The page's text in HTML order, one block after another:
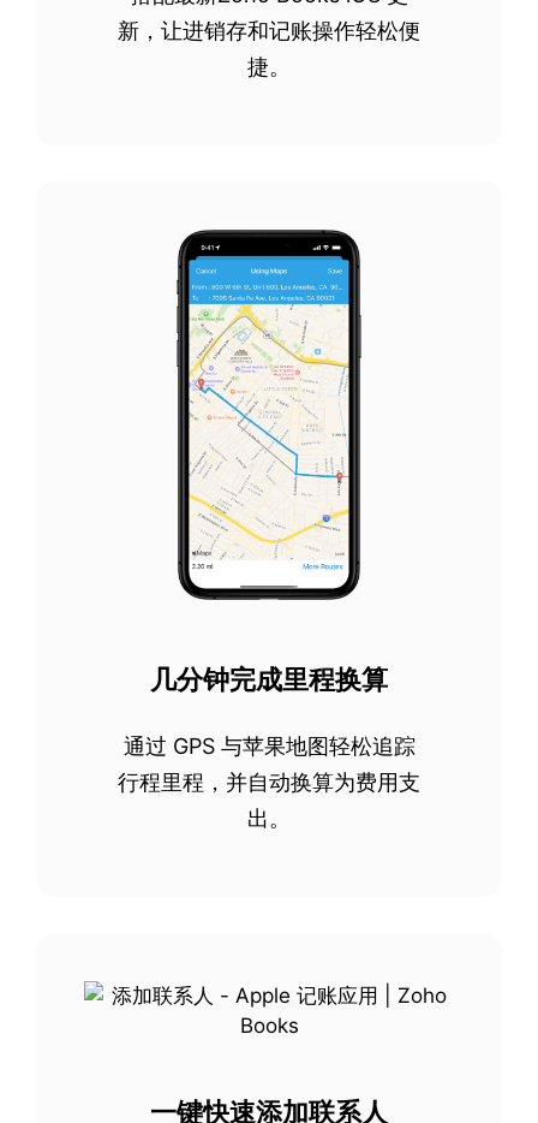
新，让进销存和记账操作轻松便
捷。
几分钟完成里程换算
通过 GPS 与苹果地图轻松追踪
行程里程，并自动换算为费用支
出。
一键快速添加联系人